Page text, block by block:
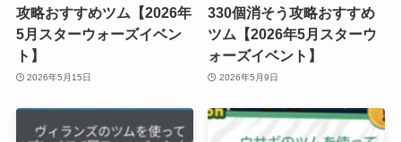
攻略おすすめツム【2026年
5月スターウォーズイベン
ト】
2026年5月15日
330個消そう攻略おすすめ
ツム【2026年5月スターウ
ォーズイベント】
2026年5月9日